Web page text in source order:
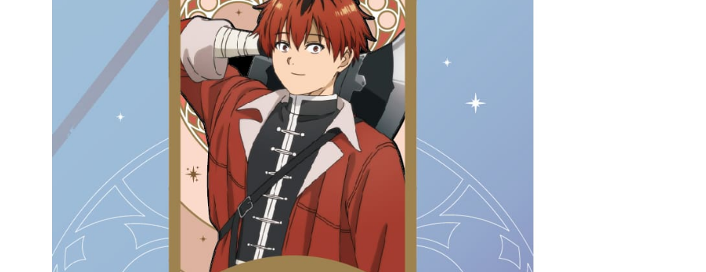
宅配-離島(澎湖/金門/馬祖)-木棉花樂園專用
每筆NT$220
黑貓宅配-貨到付款
每筆NT$150